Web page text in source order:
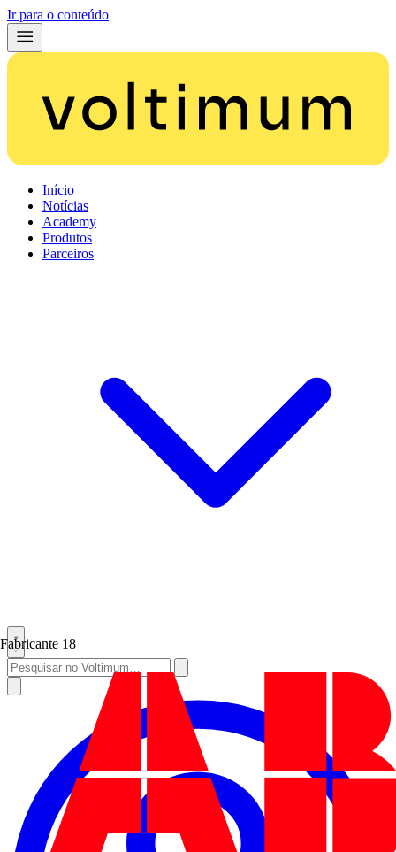
Ir para o conteúdo
Início
Notícias
Academy
Produtos
Parceiros
Fabricante 18